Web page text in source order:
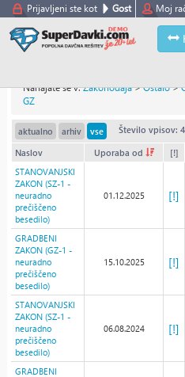
Prijavljeni ste kot Gost Moj
Nahajate se v:Zakonodaja>Ostalo>
GZ
aktualno arhiv vse Število vpisov:
Naslov Uporaba od [!]
STANOVANJSKI
ZAKON (SZ-1 -
neuradno
prečiščeno
besedilo)
01.12.2025 [!]
GRADBENI
ZAKON (GZ-1 -
neuradno
prečiščeno
besedilo)
15.10.2025 [!]
STANOVANJSKI
ZAKON (SZ-1 -
neuradno
prečiščeno
besedilo)
06.08.2024 [!]
GRADBENI